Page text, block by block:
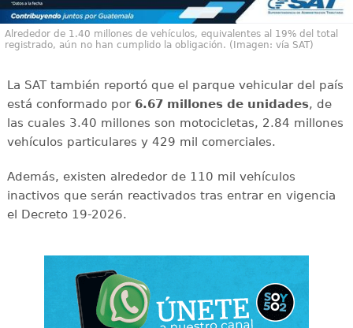
Alrededor de 1.40 millones de vehículos, equivalentes al 19% del total
registrado, aún no han cumplido la obligación. (Imagen: vía SAT)
La SAT también reportó que el parque vehicular del país
está conformado por 6.67 millones de unidades, de
las cuales 3.40 millones son motocicletas, 2.84 millones
vehículos particulares y 429 mil comerciales.
Además, existen alrededor de 110 mil vehículos
inactivos que serán reactivados tras entrar en vigencia
el Decreto 19-2026.